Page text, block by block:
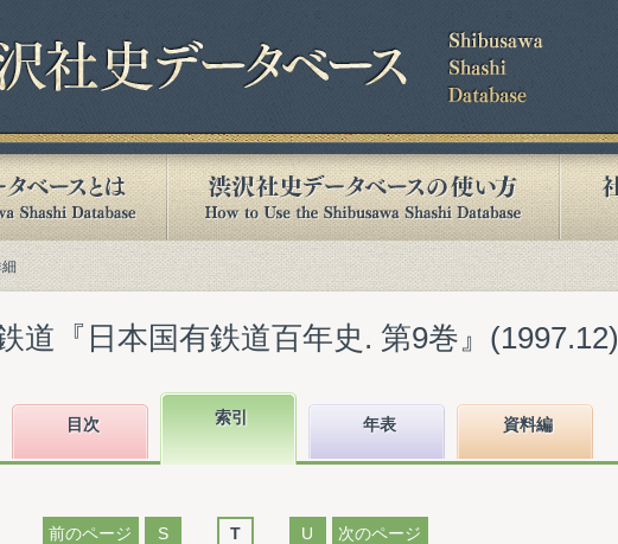
道『日本国有鉄道百年史. 第9巻』(1997.12)
目次 索引 年表 資料編
前のページ S T U 次のページ